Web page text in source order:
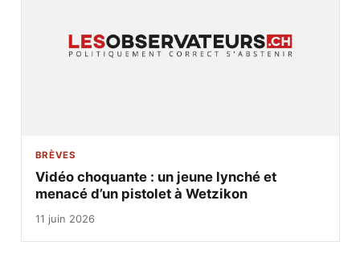
BRÈVES
Vidéo choquante : un jeune lynché et
menacé d’un pistolet à Wetzikon
11 juin 2026